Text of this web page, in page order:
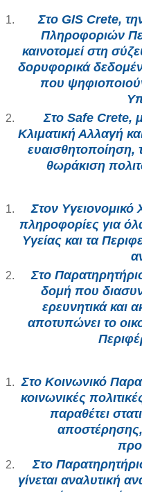
Στο GIS Crete,
Πληροφοριών
καινοτομεί στη
δορυφορικά
που
Στο Safe Crete,
Κλιματική Αλλαγή
ευαισθητοποίηση,
θωράκιση
Στον Υγειονομικό
πληροφορίες για
Υγείας και τα
Στο
δομή που
ερευνητικά και
αποτυπώνει το
Στο Κοινωνικό
κοινωνικές
παραθέτει
αποστέρησης,
Στο
γίνεται αναλυτική